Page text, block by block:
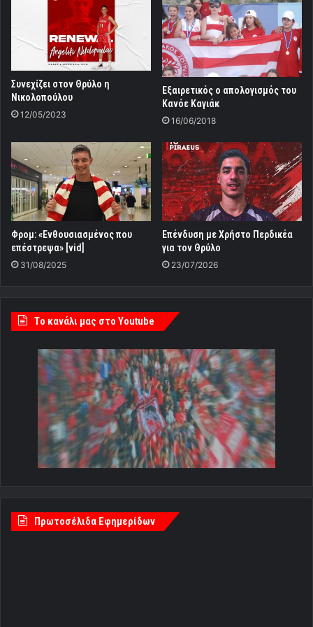
Συνεχίζει στον Θρύλο η
Νικολοπούλου
12/05/2023
Εξαιρετικός ο απολογισμός του
Κανόε Καγιάκ
16/06/2018
Φρομ: «Ενθουσιασμένος που
επέστρεψα» [vid]
31/08/2025
Επένδυση με Χρήστο Περδικέα
για τον Θρύλο
23/07/2026
Tο κανάλι μας στο Youtube
Πρωτοσέλιδα Εφημερίδων